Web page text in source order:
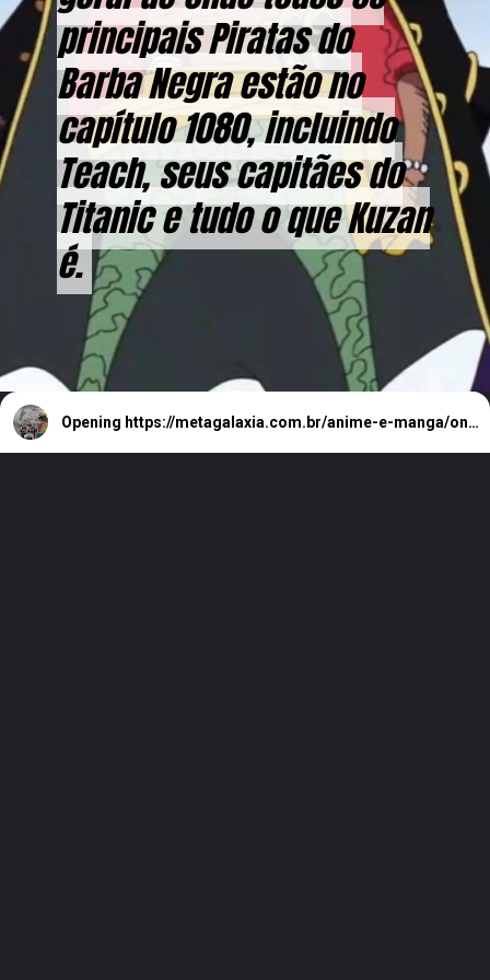
principais Piratas do
Barba Negra estão no
capítulo 1080, incluindo
Teach, seus capitães do
Titanic e tudo o que Kuzan
é.
principais Piratas do
Barba Negra estão no
capítulo 1080, incluindo
Teach, seus capitães do
Titanic e tudo o que Kuzan
é.
Opening https://metagalaxia.com.br/anime-e-manga/one-piece-capitulo-1080-onde-estao-os-piratas-do-barba-negra/